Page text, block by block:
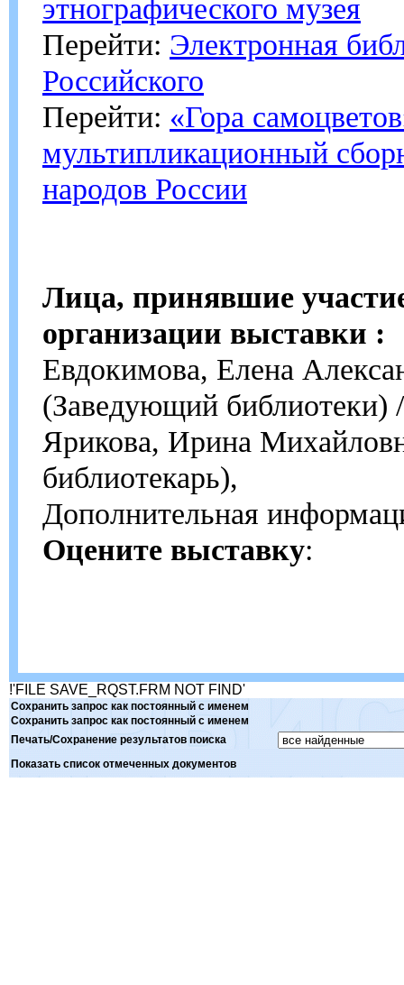
этнографического музея
Перейти: Электронная
Российского
Перейти: «Гора
мультипликационный
народов России
Лица, принявшие
организации выставки :
Евдокимова, Елена
(Заведующий библиотеки)
Ярикова, Ирина
библиотекарь),
Дополнительная
Оцените выставку:
!'FILE SAVE_RQST.FRM NOT FIND'
Сохранить запрос как постоянный с именем
Сохранить запрос как постоянный с именем
Печать/Сохранение результатов поиска
Показать список отмеченных документов